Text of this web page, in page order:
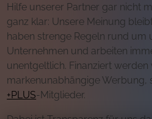
Hilfe unserer Partner gar nicht
ganz klar: Unsere Meinung
haben strenge Regeln rund um
Unternehmen und arbeiten
unentgeltlich. Finanziert
markenunabhängige Werbung,
+PLUS-Mitglieder.